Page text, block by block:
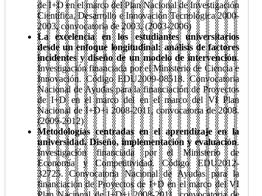
de I+D en el marco del Plan Nacional de Investigación
Científica, Desarrollo e Innovación Tecnológica 2000-
2003, convocatoria de 2003. (2003-2006)
La excelencia en los estudiantes universitarios
desde un enfoque longitudinal: análisis de factores
incidentes y diseño de un modelo de intervención.
Investigación financiada por el Ministerio de Ciencia e
Innovación. Código EDU2009-08518. Convocatoria
Nacional de Ayudas para la financiación de Proyectos
de I+D en el marco del en el marco del VI Plan
Nacional de I+D+i 2008-2011, convocatoria de 2008.
(2009-2012)
Metodologías centradas en el aprendizaje en la
universidad. Diseño, implementación y evaluación.
Investigación financiada por el Ministerio de
Economía y Competitividad. Código EDU2012-
32725. Convocatoria Nacional de Ayudas para la
financiación de Proyectos de I+D en el marco del VI